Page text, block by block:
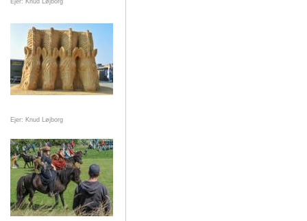
Ejer: Knud Løjborg